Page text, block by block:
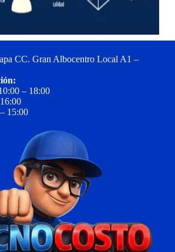
CC. Gran Albocentro Local A1 –
– 18:00
15:00